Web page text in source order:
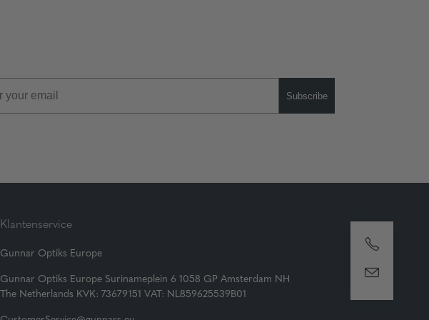
Subscribe
Klantenservice
Gunnar Optiks Europe
Gunnar Optiks Europe Surinameplein 6 1058 GP Amsterdam NH
The Netherlands KVK: 73679151 VAT: NL859625539B01